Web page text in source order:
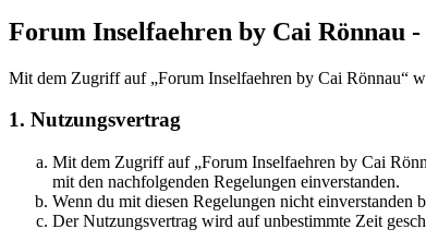
Forum Inselfaehren by Cai Rönnau
Mit dem Zugriff auf „Forum Inselfaehren by Cai Rönnau“
1. Nutzungsvertrag
Mit dem Zugriff auf „Forum Inselfaehren by Cai
mit den nachfolgenden Regelungen einverstanden.
Wenn du mit diesen Regelungen nicht
Der Nutzungsvertrag wird auf unbestimmte Zeit